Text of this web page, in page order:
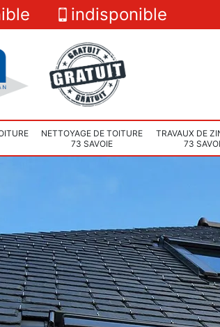
indisponible
NETTOYAGE DE TOITURE
73 SAVOIE
TRAVAUX DE
73